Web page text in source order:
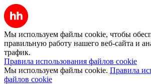
Мы используем файлы cookie, чтобы
правильную работу нашего веб-сайта и
трафик.
Правила использования файлов cookie
Мы используем файлы cookie. Правила
файлов cookie